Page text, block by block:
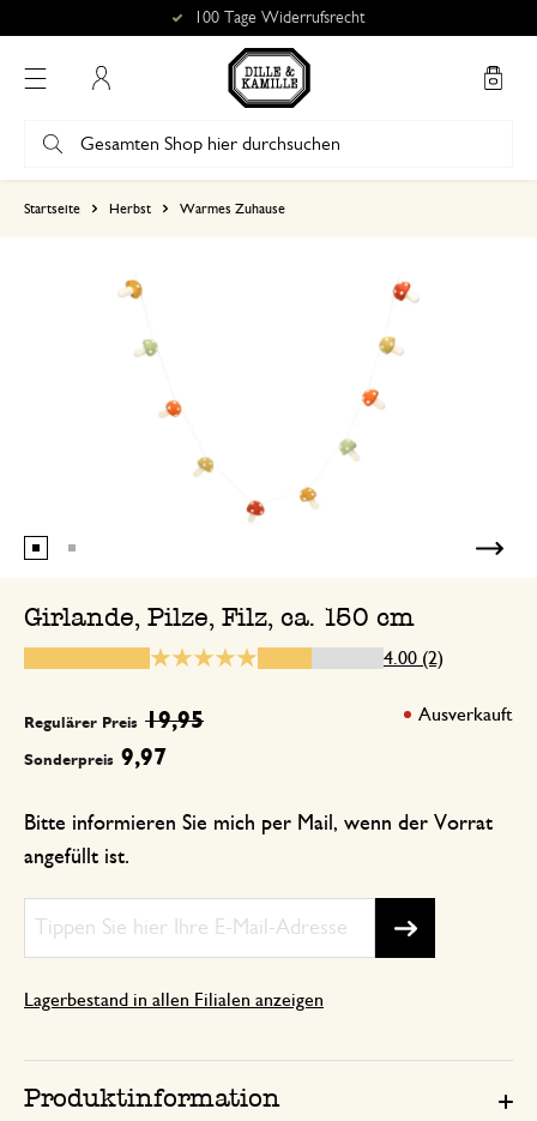
100 Tage Widerrufsrecht
Startseite Herbst Warmes Zuhause
Girlande, Pilze, Filz, ca. 150 cm
4.00 (2)
Sonderpreis 9,97
Regulärer Preis 19,95
Bitte informieren Sie mich per Mail, wenn der Vorrat
angefüllt ist.
Ausverkauft
Lagerbestand in allen Filialen anzeigen
Produktinformation
Leider hab ich eine Girlande
Einige gehen deutlich ins Rötliche,
Dadurch wirkt die Girlande leider
16. Februar 2026